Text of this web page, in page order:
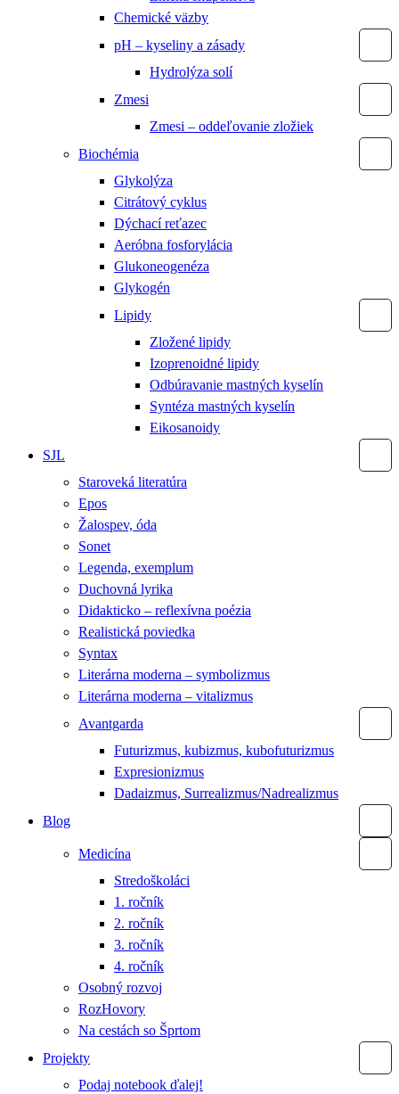
Chemické väzby
pH – kyseliny a zásady
Hydrolýza solí
Zmesi
Zmesi – oddeľovanie zložiek
Biochémia
Glykolýza
Citrátový cyklus
Dýchací reťazec
Aeróbna fosforylácia
Glukoneogenéza
Glykogén
Lipidy
Zložené lipidy
Izoprenoidné lipidy
Odbúravanie mastných kyselín
Syntéza mastných kyselín
Eikosanoidy
SJL
Staroveká literatúra
Epos
Žalospev, óda
Sonet
Legenda, exemplum
Duchovná lyrika
Didakticko – reflexívna poézia
Realistická poviedka
Syntax
Literárna moderna – symbolizmus
Literárna moderna – vitalizmus
Avantgarda
Futurizmus, kubizmus, kubofuturizmus
Expresionizmus
Dadaizmus, Surrealizmus/Nadrealizmus
Blog
Medicína
Stredoškoláci
1. ročník
2. ročník
3. ročník
4. ročník
Osobný rozvoj
RozHovory
Na cestách so Šprtom
Projekty
Podaj notebook ďalej!